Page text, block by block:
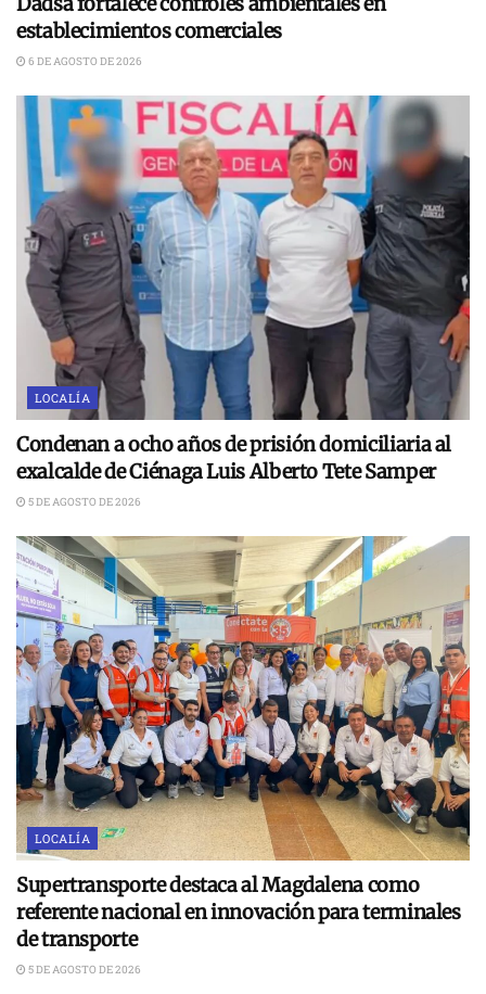
establecimientos comerciales
6 DE AGOSTO DE 2026
LOCALÍA
Condenan a ocho años de prisión domiciliaria al
exalcalde de Ciénaga Luis Alberto Tete Samper
5 DE AGOSTO DE 2026
LOCALÍA
Supertransporte destaca al Magdalena como
referente nacional en innovación para terminales
de transporte
5 DE AGOSTO DE 2026